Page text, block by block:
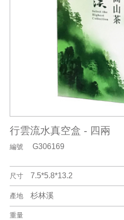
行雲流水真空盒 - 四兩
編號 G306169
尺寸 7.5*5.8*13.2
產地 杉林溪
重量